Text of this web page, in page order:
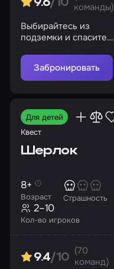
9.6/10 команды)
Выбирайтесь из
подземки и спасите
Забронировать
Для детей
Квест
Шерлок
Возраст
8+
Страшность
Кол-во игроков
2–10
9.4/10
(70
команд)